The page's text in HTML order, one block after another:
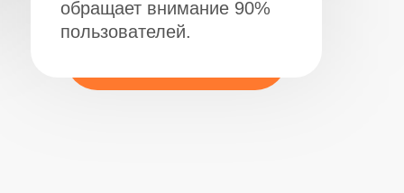
обращает внимание 90%
пользователей.